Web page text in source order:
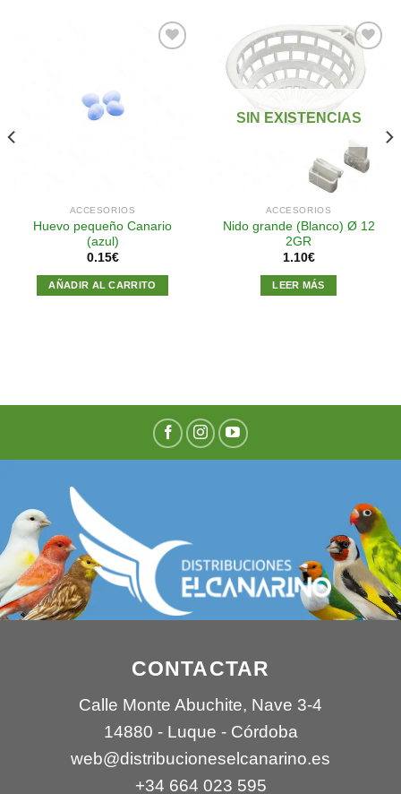
ACCESORIOS
Huevo pequeño Canario
(azul)
0.15€
AÑADIR AL CARRITO
lista de
SIN EXISTENCIAS
ACCESORIOS
Nido grande (Blanco) Ø 12
2GR
1.10€
LEER MÁS
CONTACTAR
Calle Monte Abuchite, Nave 3-4
14880 - Luque - Córdoba
web@distribucioneselcanarino.es
+34 664 023 595